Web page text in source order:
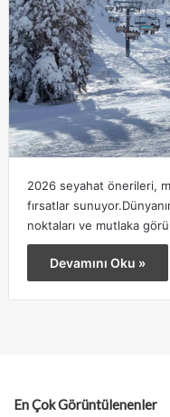
2026 seyahat önerileri,
fırsatlar
noktaları ve mutlaka
Devamını Oku »
En Çok Görüntülenenler